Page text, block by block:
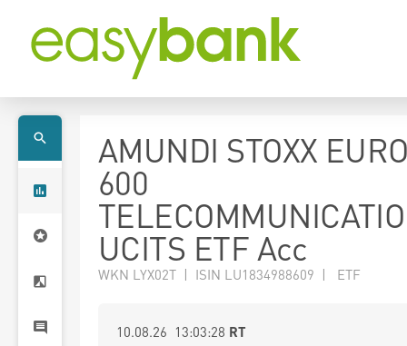
AMUNDI STOXX
600
UCITS ETF Acc
WKN LYX02T | ISIN LU1834988609 | ETF
10.08.26 13:03:28 RT